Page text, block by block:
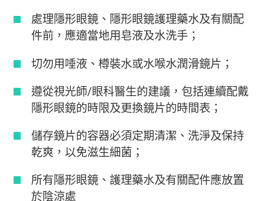
處理隱形眼鏡、隱形眼鏡護理藥水及有關配
件前，應適當地用皂液及水洗手；
切勿用唾液、樽裝水或水喉水潤滑鏡片；
遵從視光師/眼科醫生的建議，包括連續配戴
隱形眼鏡的時限及更換鏡片的時間表；
儲存鏡片的容器必須定期清潔、洗淨及保持
乾爽，以免滋生細菌；
所有隱形眼鏡、護理藥水及有關配件應放置
於陰涼處